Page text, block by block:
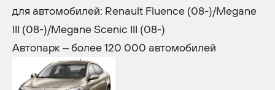
для автомобилей: Renault Fluence (08-)/Megane
III (08-)/Megane Scenic III (08-)
Автопарк – более 120 000 автомобилей